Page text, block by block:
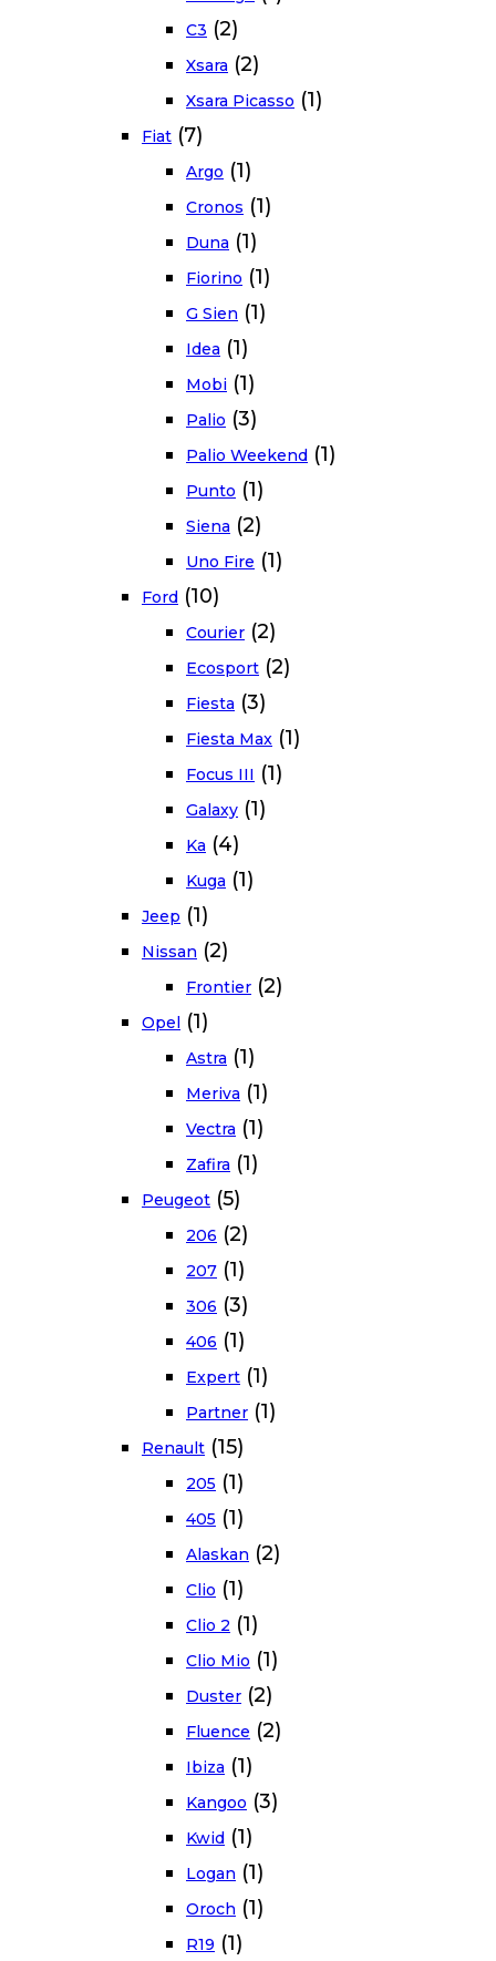
C3 (2)
Xsara (2)
Xsara Picasso (1)
Fiat (7)
Argo (1)
Cronos (1)
Duna (1)
Fiorino (1)
G Sien (1)
Idea (1)
Mobi (1)
Palio (3)
Palio Weekend (1)
Punto (1)
Siena (2)
Uno Fire (1)
Ford (10)
Courier (2)
Ecosport (2)
Fiesta (3)
Fiesta Max (1)
Focus III (1)
Galaxy (1)
Ka (4)
Kuga (1)
Jeep (1)
Nissan (2)
Frontier (2)
Opel (1)
Astra (1)
Meriva (1)
Vectra (1)
Zafira (1)
Peugeot (5)
206 (2)
207 (1)
306 (3)
406 (1)
Expert (1)
Partner (1)
Renault (15)
205 (1)
405 (1)
Alaskan (2)
Clio (1)
Clio 2 (1)
Clio Mio (1)
Duster (2)
Fluence (2)
Ibiza (1)
Kangoo (3)
Kwid (1)
Logan (1)
Oroch (1)
R19 (1)